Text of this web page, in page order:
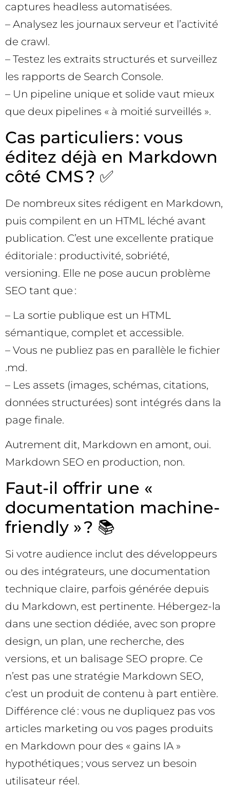
captures headless automatisées.
– Analysez les journaux serveur et l’activité
de crawl.
– Testez les extraits structurés et surveillez
les rapports de Search Console.
– Un pipeline unique et solide vaut mieux
que deux pipelines « à moitié surveillés ».
Cas particuliers : vous
éditez déjà en Markdown
côté CMS ? ✅
De nombreux sites rédigent en Markdown,
puis compilent en un HTML léché avant
publication. C’est une excellente pratique
éditoriale : productivité, sobriété,
versioning. Elle ne pose aucun problème
SEO tant que :
– La sortie publique est un HTML
sémantique, complet et accessible.
– Vous ne publiez pas en parallèle le fichier
.md.
– Les assets (images, schémas, citations,
données structurées) sont intégrés dans la
page finale.
Autrement dit, Markdown en amont, oui.
Markdown SEO en production, non.
Faut-il offrir une «
documentation machine-
friendly » ? 📚
Si votre audience inclut des développeurs
ou des intégrateurs, une documentation
technique claire, parfois générée depuis
du Markdown, est pertinente. Hébergez-la
dans une section dédiée, avec son propre
design, un plan, une recherche, des
versions, et un balisage SEO propre. Ce
n’est pas une stratégie Markdown SEO,
c’est un produit de contenu à part entière.
Différence clé : vous ne dupliquez pas vos
articles marketing ou vos pages produits
en Markdown pour des « gains IA »
hypothétiques ; vous servez un besoin
utilisateur réel.